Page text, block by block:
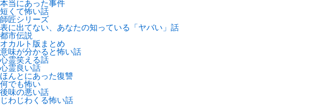
本当にあった事件
短くて怖い話
師匠シリーズ
表に出てない、あなたの知っている「ヤバい」話
都市伝説
オカルト版まとめ
意味が分かると怖い話
心霊笑える話
心霊良い話
ほんとにあった復讐
何でも怖い
後味の悪い話
じわじわくる怖い話